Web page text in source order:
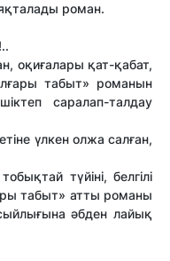
роман.
қат-қабат,
табыт» романын
саралап-талдау
үлкен олжа салған,
түйіні, белгілі
табыт» атты романы
әбден лайық